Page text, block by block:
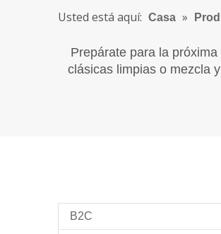
Usted está aquí: Casa »
Prepárate para la
clásicas limpias o mezcla
B2C